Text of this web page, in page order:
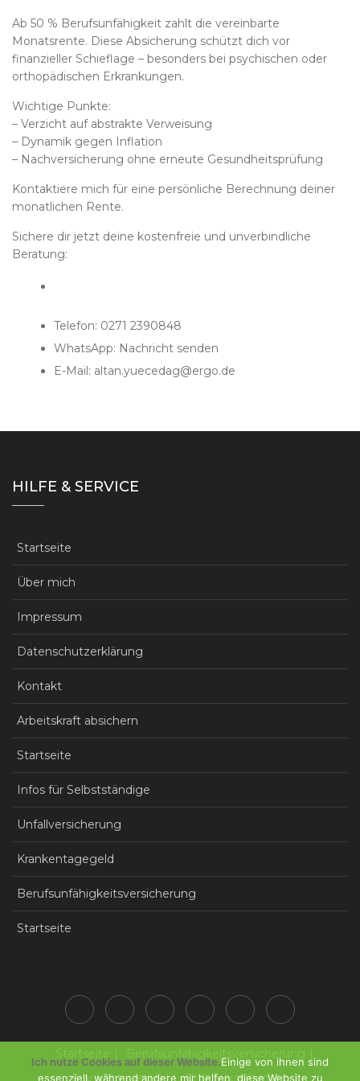
Ab 50 % Berufsunfähigkeit zahlt die vereinbarte
Monatsrente. Diese Absicherung schützt dich vor
finanzieller Schieflage – besonders bei psychischen oder
orthopädischen Erkrankungen.
Wichtige Punkte:
– Verzicht auf abstrakte Verweisung
– Dynamik gegen Inflation
– Nachversicherung ohne erneute Gesundheitsprüfung
Kontaktiere mich für eine persönliche Berechnung deiner
monatlichen Rente.
Sichere dir jetzt deine kostenfreie und unverbindliche
Beratung:
Telefon: 0271 2390848
WhatsApp: Nachricht senden
E-Mail: altan.yuecedag@ergo.de
HILFE & SERVICE
Startseite
Über mich
Impressum
Datenschutzerklärung
Kontakt
Arbeitskraft absichern
Startseite
Infos für Selbstständige
Unfallversicherung
Krankentagegeld
Berufsunfähigkeitsversicherung
Startseite
Krankentagegeld
Unfallversicherung
Ich nutze Cookies auf dieser Website.Einige von ihnen sind
essenziell, während andere mir helfen, diese Website zu